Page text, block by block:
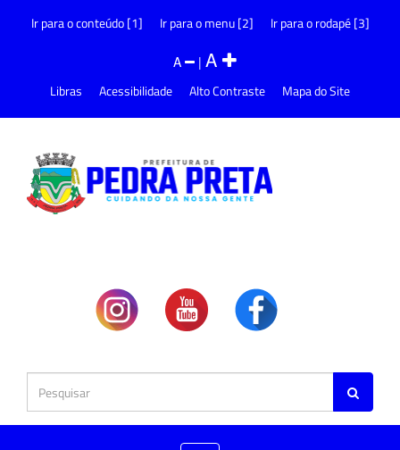
Ir para o conteúdo [1] Ir para o menu [2] Ir para o rodapé [3]
A |A
Libras Acessibilidade Alto Contraste Mapa do Site